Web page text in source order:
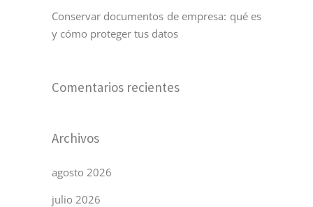
Conservar documentos de empresa: qué es
y cómo proteger tus datos
Comentarios recientes
Archivos
agosto 2026
julio 2026